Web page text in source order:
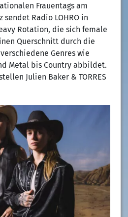
Frauentags am
sendet Radio LOHRO in
Rotation, die sich female
Querschnitt durch die
Genres wie
Metal bis Country abbildet.
Julien Baker & TORRES